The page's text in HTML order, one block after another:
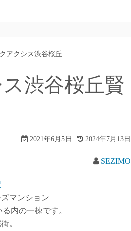
アクシス渋谷桜丘
渋谷桜丘賢
2021年6月5日 2024年7月13日
SEZIMO
マンション
内の一棟です。
。